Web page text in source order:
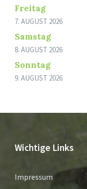
Freitag
7. AUGUST 2026
Samstag
8. AUGUST 2026
Sonntag
9. AUGUST 2026
Wichtige Links
Impressum